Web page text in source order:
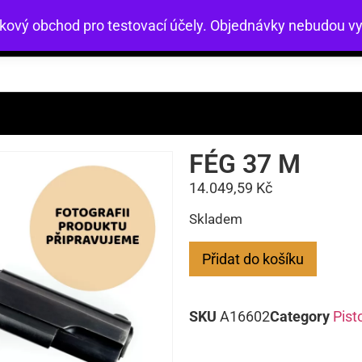
obchod pro testovací účely. Objednávky nebudou
Mířidla Nezařazené Přebíjení Služby
FÉG 37 M
14.049,59 Kč
Skladem
Přidat do košíku
SKU A16602Category